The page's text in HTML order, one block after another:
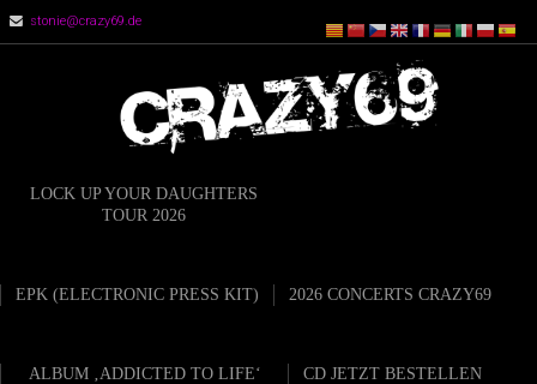
stonie@crazy69.de
LOCK UP YOUR DAUGHTERS
TOUR 2026
EPK (ELECTRONIC PRESS KIT) 2026 CONCERTS CRAZY69
ALBUM ‚ADDICTED TO LIFE‘
CD JETZT BESTELLEN